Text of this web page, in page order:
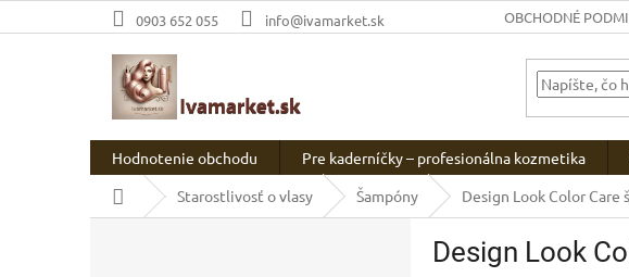
na
0903 652 055 info@ivamarket.sk OBCHODNÉ
Hodnotenie obchodu Pre kaderníčky – profesionálna kozmetika
DomovStarostlivosť o vlasy Šampóny Design Look Color Care
Design Look